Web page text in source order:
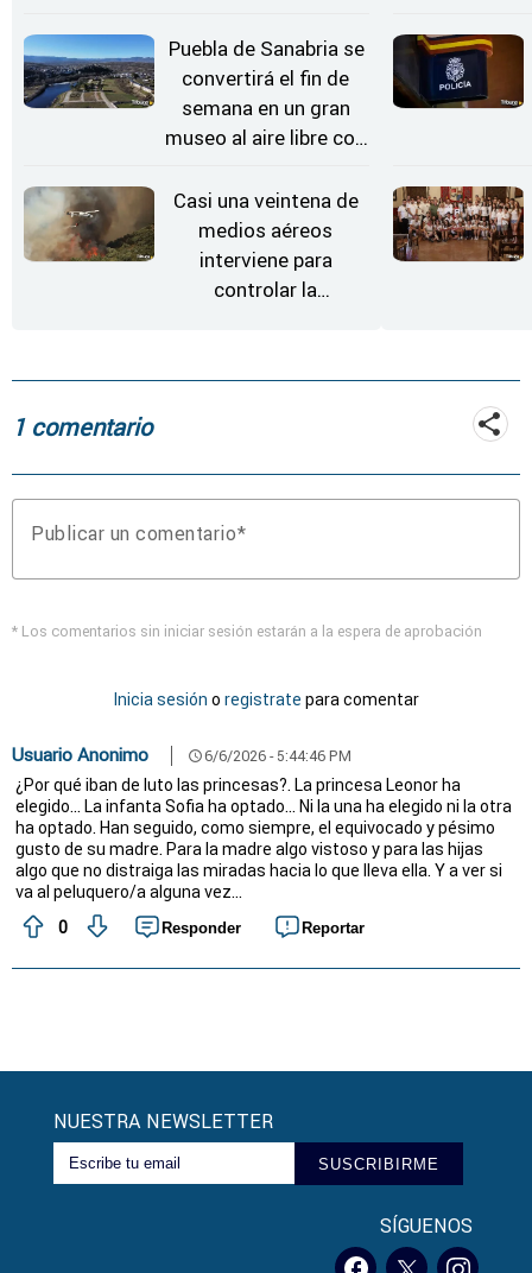
Estrellas
Puebla de Sanabria se
convertirá el fin de
semana en un gran
museo al aire libre con
Casi una veintena de
medios aéreos
interviene para
controlar la
Fermoselle
1 comentario
Publicar un comentario
* Los comentarios sin iniciar sesión estarán a la espera de aprobación
Inicia sesión o registrate para comentar
Usuario Anonimo schedule6/6/2026 - 5:44:46 PM
¿Por qué iban de luto las princesas?. La princesa Leonor ha
elegido... La infanta Sofia ha optado... Ni la una ha elegido ni la otra
ha optado. Han seguido, como siempre, el equivocado y pésimo
gusto de su madre. Para la madre algo vistoso y para las hijas
algo que no distraiga las miradas hacia lo que lleva ella. Y a ver si
va al peluquero/a alguna vez...
0
Responder Reportar
NUESTRA NEWSLETTER
SUSCRIBIRME
SÍGUENOS